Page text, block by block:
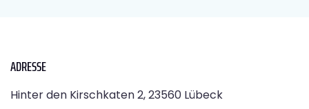
ADRESSE
Hinter den Kirschkaten 2, 23560 Lübeck